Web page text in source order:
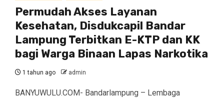
Permudah Akses Layanan
Kesehatan, Disdukcapil Bandar
Lampung Terbitkan E-KTP dan KK
bagi Warga Binaan Lapas Narkotika
1 tahun ago admin
BANYUWULU.COM- Bandarlampung – Lembaga